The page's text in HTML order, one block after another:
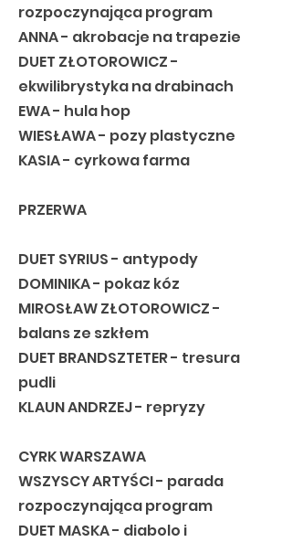
rozpoczynająca program
ANNA - akrobacje na trapezie
DUET ZŁOTOROWICZ -
ekwilibrystyka na drabinach
EWA - hula hop
WIESŁAWA - pozy plastyczne
KASIA - cyrkowa farma
PRZERWA
DUET SYRIUS - antypody
DOMINIKA - pokaz kóz
MIROSŁAW ZŁOTOROWICZ -
balans ze szkłem
DUET BRANDSZTETER - tresura
pudli
KLAUN ANDRZEJ - repryzy
CYRK WARSZAWA
WSZYSCY ARTYŚCI - parada
rozpoczynająca program
DUET MASKA - diabolo i